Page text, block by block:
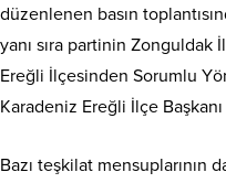
düzenlenen basın
yanı sıra partinin Zonguldak
Ereğli İlçesinden Sorumlu
Karadeniz Ereğli İlçe
Bazı teşkilat mensuplarının